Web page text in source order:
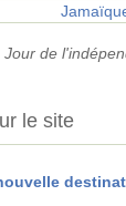
Jour de
le site